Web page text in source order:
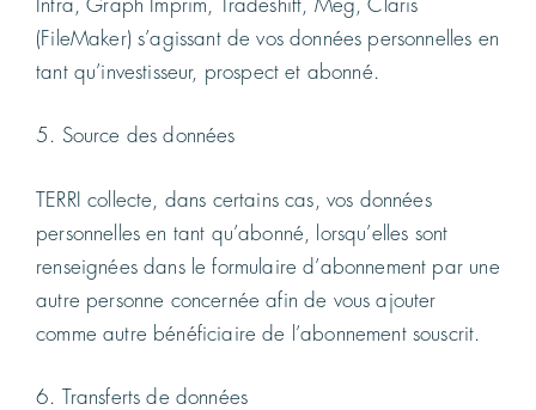
Intra, Graph Imprim, Tradeshift, Meg, Claris
(FileMaker) s’agissant de vos données personnelles en
tant qu’investisseur, prospect et abonné.
5. Source des données
TERRI collecte, dans certains cas, vos données
personnelles en tant qu’abonné, lorsqu’elles sont
renseignées dans le formulaire d’abonnement par une
autre personne concernée afin de vous ajouter
comme autre bénéficiaire de l’abonnement souscrit.
6. Transferts de données